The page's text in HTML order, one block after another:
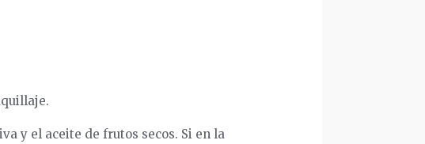
y el aceite de frutos secos. Si en la